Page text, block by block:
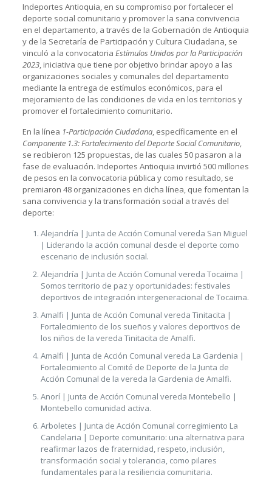
Indeportes Antioquia, en su compromiso por fortalecer el
deporte social comunitario y promover la sana convivencia
en el departamento, a través de la Gobernación de Antioquia
y de la Secretaría de Participación y Cultura Ciudadana, se
vinculó a la convocatoria Estímulos Unidos por la Participación
2023, iniciativa que tiene por objetivo brindar apoyo a las
organizaciones sociales y comunales del departamento
mediante la entrega de estímulos económicos, para el
mejoramiento de las condiciones de vida en los territorios y
promover el fortalecimiento comunitario.
En la línea 1-Participación Ciudadana, específicamente en el
Componente 1.3: Fortalecimiento del Deporte Social Comunitario,
se recibieron 125 propuestas, de las cuales 50 pasaron a la
fase de evaluación. Indeportes Antioquia invirtió 500 millones
de pesos en la convocatoria pública y como resultado, se
premiaron 48 organizaciones en dicha línea, que fomentan la
sana convivencia y la transformación social a través del
deporte:
Alejandría | Junta de Acción Comunal vereda San Miguel
| Liderando la acción comunal desde el deporte como
escenario de inclusión social.
Alejandría | Junta de Acción Comunal vereda Tocaima |
Somos territorio de paz y oportunidades: festivales
deportivos de integración intergeneracional de Tocaima.
Amalfi | Junta de Acción Comunal vereda Tinitacita |
Fortalecimiento de los sueños y valores deportivos de
los niños de la vereda Tinitacita de Amalfi.
Amalfi | Junta de Acción Comunal vereda La Gardenia |
Fortalecimiento al Comité de Deporte de la Junta de
Acción Comunal de la vereda la Gardenia de Amalfi.
Anorí | Junta de Acción Comunal vereda Montebello |
Montebello comunidad activa.
Arboletes | Junta de Acción Comunal corregimiento La
Candelaria | Deporte comunitario: una alternativa para
reafirmar lazos de fraternidad, respeto, inclusión,
transformación social y tolerancia, como pilares
fundamentales para la resiliencia comunitaria.